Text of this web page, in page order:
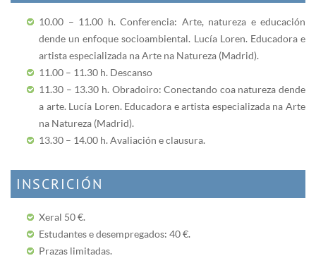
10.00 – 11.00 h. Conferencia: Arte, natureza e educación
dende un enfoque socioambiental. Lucía Loren. Educadora e
artista especializada na Arte na Natureza (Madrid).
11.00 – 11.30 h. Descanso
11.30 – 13.30 h. Obradoiro: Conectando coa natureza dende
a arte. Lucía Loren. Educadora e artista especializada na Arte
na Natureza (Madrid).
13.30 – 14.00 h. Avaliación e clausura.
INSCRICIÓN
Xeral 50 €.
Estudantes e desempregados: 40 €.
Prazas limitadas.